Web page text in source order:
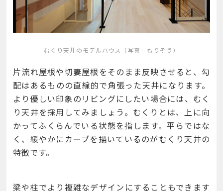
むくり天井のモデルハウス（写真＝もりぞう）
片流れ屋根や切妻屋根をそのまま反映させると、勾
配はあるものの直線的で角張った天井になります。
より優しい印象のリビングにしたい場合には、むく
り天井を採用してみましょう。むくりとは、上に向
かってふくらんでいる状態を指します。平らではな
く、緩やかにカーブを描いているのがむくり天井の
特徴です。
梁や柱でより複雑なデザインにすることもできます